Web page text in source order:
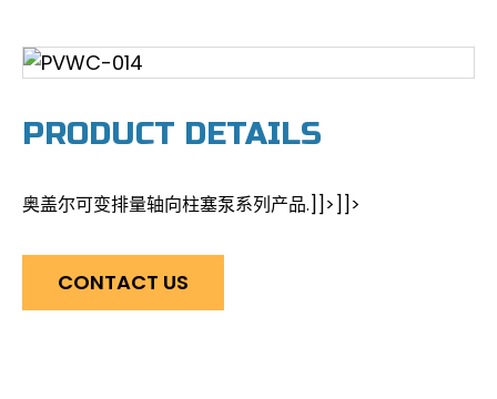
PRODUCT DETAILS
奥盖尔可变排量轴向柱塞泵系列产品.]]>]]>
CONTACT US